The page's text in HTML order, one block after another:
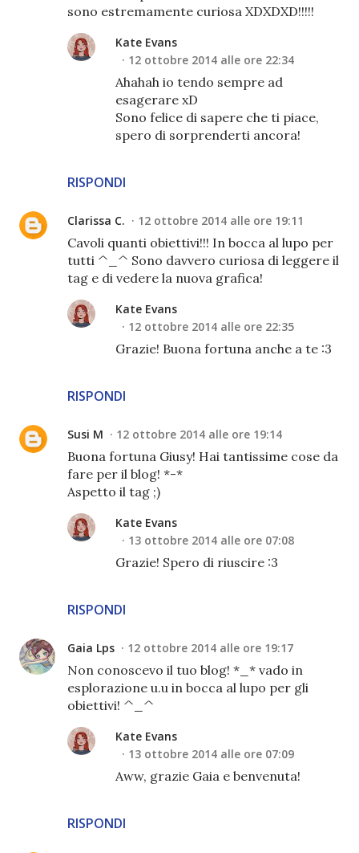
sono estremamente curiosa XDXDXD!!!!!
RISPONDI
Kate Evans
12 ottobre 2014 alle ore 22:34
Ahahah io tendo sempre ad
esagerare xD
Sono felice di sapere che ti piace,
spero di sorprenderti ancora!
Clarissa C. 12 ottobre 2014 alle ore 19:11
Cavoli quanti obiettivi!!! In bocca al lupo per
tutti ^_^ Sono davvero curiosa di leggere il
tag e di vedere la nuova grafica!
RISPONDI
Kate Evans
12 ottobre 2014 alle ore 22:35
Grazie! Buona fortuna anche a te :3
Susi M 12 ottobre 2014 alle ore 19:14
Buona fortuna Giusy! Hai tantissime cose da
fare per il blog! *-*
Aspetto il tag ;)
RISPONDI
Kate Evans
13 ottobre 2014 alle ore 07:08
Grazie! Spero di riuscire :3
Gaia Lps 12 ottobre 2014 alle ore 19:17
Non conoscevo il tuo blog! *_* vado in
esplorazione u.u in bocca al lupo per gli
obiettivi! ^_^
RISPONDI
Kate Evans
13 ottobre 2014 alle ore 07:09
Aww, grazie Gaia e benvenuta!